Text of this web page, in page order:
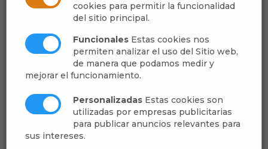
cookies para permitir la funcionalidad
del sitio principal.
Funcionales Estas cookies nos
permiten analizar el uso del Sitio web,
de manera que podamos medir y
mejorar el funcionamiento.
Personalizadas Estas cookies son
utilizadas por empresas publicitarias
para publicar anuncios relevantes para
sus intereses.
Autorizaciones y Licencias
Comisión de Gobierno
Contratación de Obras
Economía y Hacienda
Junta de Gobierno